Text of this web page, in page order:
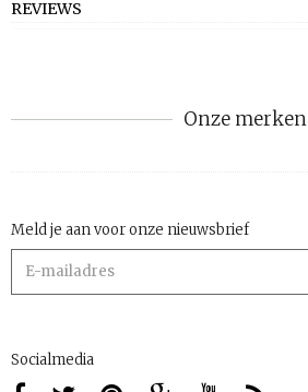
REVIEWS
Onze merken
Meld je aan voor onze nieuwsbrief
Socialmedia